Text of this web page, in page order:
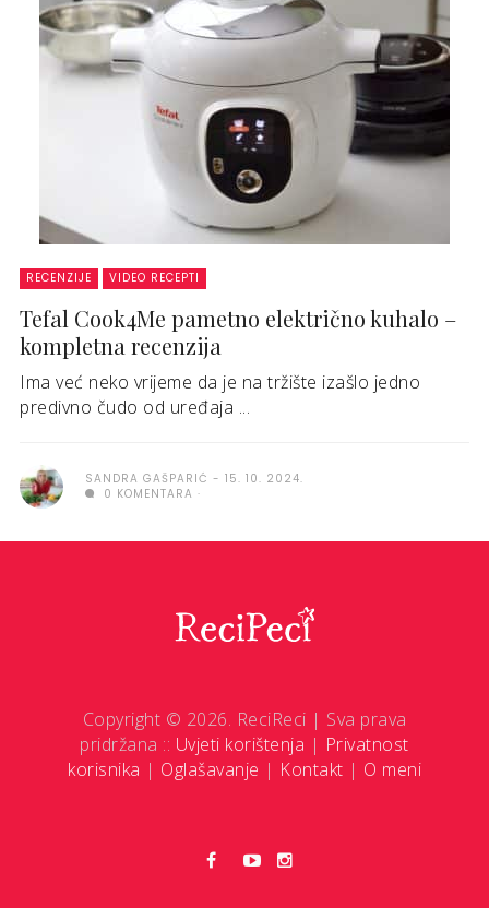
RECENZIJE VIDEO RECEPTI
Tefal Cook4Me pametno električno kuhalo –
kompletna recenzija
Ima već neko vrijeme da je na tržište izašlo jedno
predivno čudo od uređaja ...
SANDRA GAŠPARIĆ
15. 10. 2024.
0 KOMENTARA
Copyright © 2026. ReciReci | Sva prava
pridržana :: Uvjeti korištenja | Privatnost
korisnika | Oglašavanje | Kontakt | O meni